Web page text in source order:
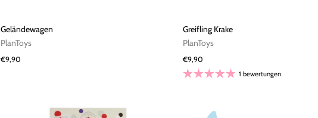
Geländewagen
PlanToys
€9,90
Greifling Krake
PlanToys
€9,90
1 bewertungen